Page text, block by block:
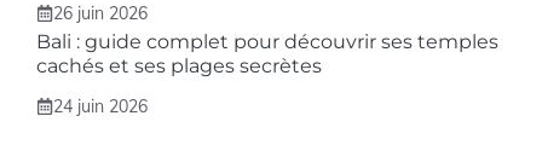
26 juin 2026
Bali : guide complet pour découvrir ses temples
cachés et ses plages secrètes
24 juin 2026